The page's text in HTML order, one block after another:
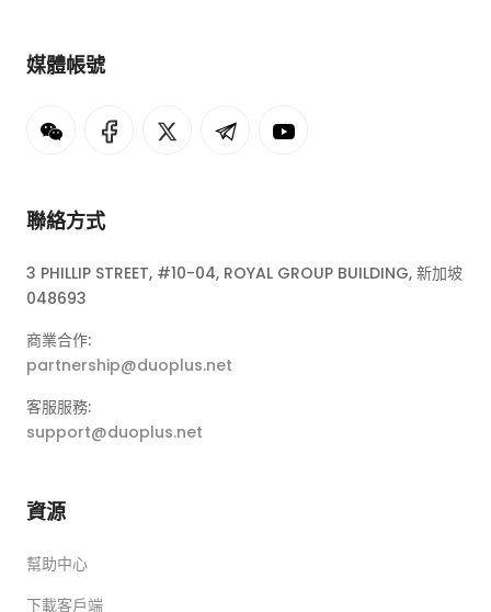
媒體帳號
聯絡方式
3 PHILLIP STREET, #10-04, ROYAL GROUP BUILDING, 新加坡
048693
商業合作:
partnership@duoplus.net
客服服務:
support@duoplus.net
資源
幫助中心
下載客戶端